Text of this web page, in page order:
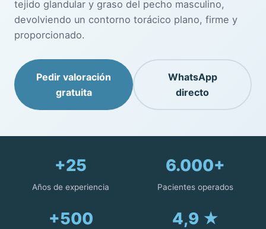
tejido glandular y graso del pecho masculino,
devolviendo un contorno torácico plano, firme y
proporcionado.
Pedir valoración
gratuita
WhatsApp
directo
+25
Años de experiencia
6.000+
Pacientes operados
+500 4,9 ★